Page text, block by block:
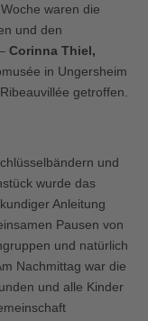
waren die
und den
Corinna Thiel,
in Ungersheim
getroffen.
und
wurde das
Anleitung
Pausen von
und natürlich
Nachmittag war die
und alle Kinder